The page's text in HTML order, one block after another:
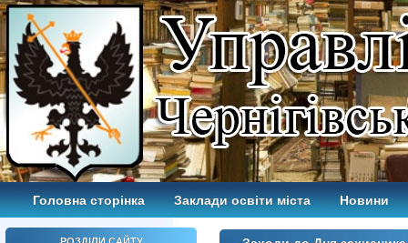
Головна сторінка Заклади освіти міста Новини